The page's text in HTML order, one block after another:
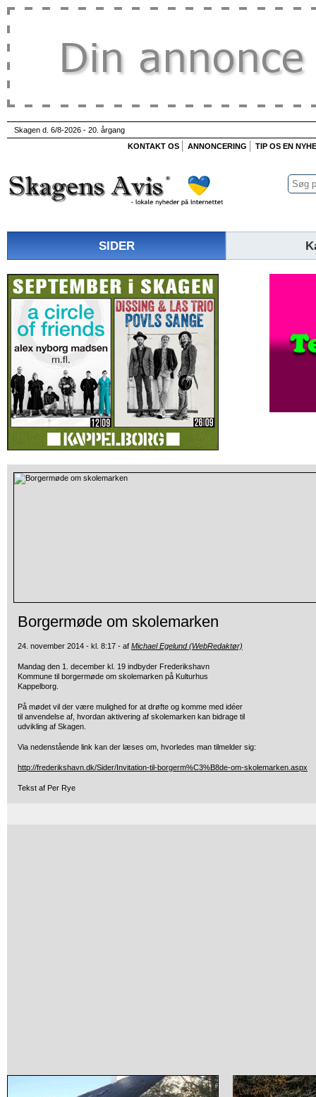
Skagen d. 6/8-2026 - 20. årgang
KONTAKT OS
ANNONCERING TIP OS EN
SIDER
Borgermøde om skolemarken
24. november 2014 - kl. 8:17 - af Michael Egelund (WebRedaktør)
Mandag den 1. december kl. 19 indbyder Frederikshavn
Kommune til borgermøde om skolemarken på Kulturhus
Kappelborg.
På mødet vil der være mulighed for at drøfte og komme med idéer
til anvendelse af, hvordan aktivering af skolemarken kan bidrage til
udvikling af Skagen.
Via nedenstående link kan der læses om, hvorledes man tilmelder sig:
http://frederikshavn.dk/Sider/Invitation-til-borgerm%C3%B8de-om-skolemarken.aspx
Tekst af Per Rye